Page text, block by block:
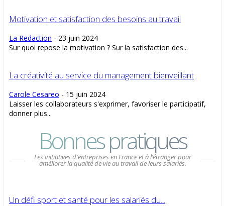
Motivation et satisfaction des besoins au travail
La Redaction - 23 juin 2024
Sur quoi repose la motivation ? Sur la satisfaction des...
La créativité au service du management bienveillant
Carole Cesareo - 15 juin 2024
Laisser les collaborateurs s'exprimer, favoriser le participatif,
donner plus...
Bonnes pratiques
Les initiatives d'entreprises en France et à l’étranger pour
améliorer la qualité de vie au travail de leurs salariés.
Un défi sport et santé pour les salariés du...